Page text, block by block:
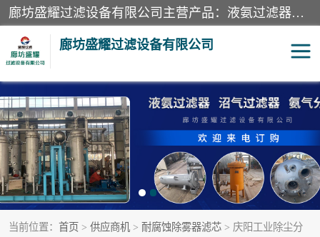
廊坊盛耀过滤设备有限公司主营产品：液氨过滤器、沼气过滤器、氨气分离器、二氧化碳过滤器、过滤器、液氨氨气过滤器、天然气过滤器、管道过滤器、*过滤器、液氨除油除水过滤器、氨气除油除水过滤器、焦炉煤气除焦油过滤器等。
廊坊盛耀过滤设备有限公司
当前位置： 首页 > 供应商机 > 耐腐蚀除雾器滤芯 > 庆阳工业除尘分
二氧化碳过滤器 过滤器
液氨氨气过滤器 沼气过滤器
天然气过滤器 管道过滤器
甲醇过滤器 液氨除油除水过滤器